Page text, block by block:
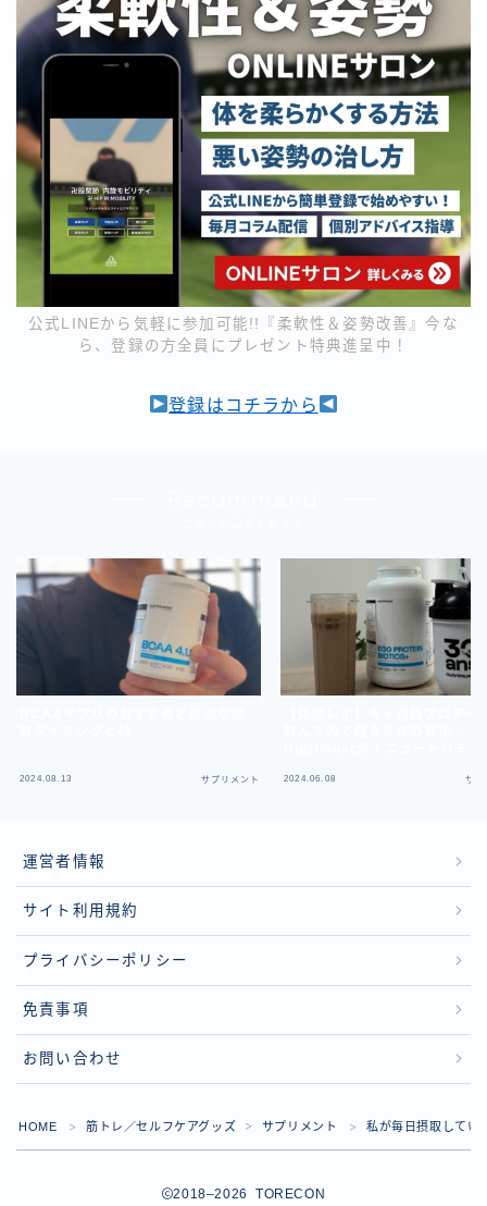
公式LINEから気軽に参加可能!!『柔軟性＆姿勢改善』今な
ら、登録の方全員にプレゼント特典進呈中！
登録はコチラから
2024.08.13 サプリメント 2024.06.08 サプ
運営者情報
サイト利用規約
プライバシーポリシー
免責事項
お問い合わせ
HOME ＞ 筋トレ／セルフケアグッズ ＞ サプリメント ＞ 私が毎日摂取してい
2018–2026 TORECON